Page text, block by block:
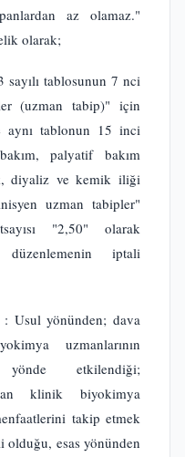
az olamaz."
olarak;
tablosunun 7 nci
(uzman tabip)" için
aynı tablonun 15 inci
palyatif bakım
diyaliz ve kemik iliği
uzman tabipler"
"2,50" olarak
düzenlemenin iptali
Usul yönünden; dava
uzmanlarının
etkilendiği;
klinik biyokimya
takip etmek
olduğu, esas yönünden